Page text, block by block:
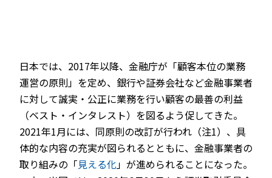
JP EN
日本では、2017年以降、金融庁が「顧客本位の業務
運営の原則」を定め、銀行や証券会社など金融事業者
に対して誠実・公正に業務を行い顧客の最善の利益
（ベスト・インタレスト）を図るよう促してきた。
2021年1月には、同原則の改訂が行われ（注1）、具
体的な内容の充実が図られるとともに、金融事業者の
取り組みの「見える化」が進められることになった。